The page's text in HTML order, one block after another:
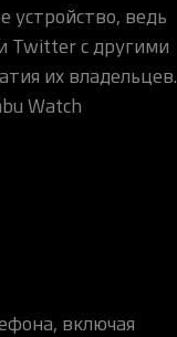
устройство, ведь
Twitter с другими
их владельцев.
Watch
включая